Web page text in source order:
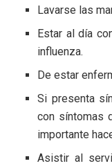
Lavarse las
Estar al día
influenza.
De estar
Si presenta
con síntomas
importante
Asistir al